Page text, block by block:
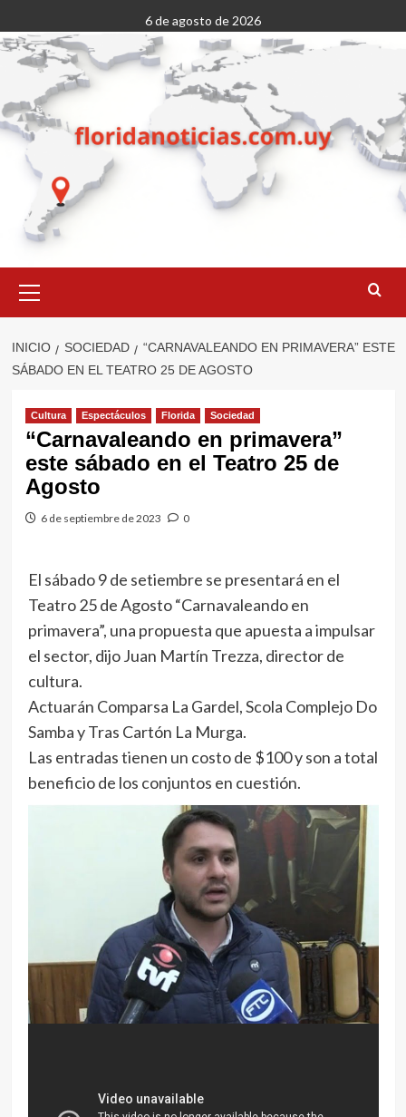
al
contenido
6 de agosto de 2026
primario
INICIO SOCIEDAD
“CARNAVALEANDO EN PRIMAVERA” ESTE
SÁBADO EN EL TEATRO 25 DE AGOSTO
Cultura Espectáculos Florida Sociedad
“Carnavaleando en primavera”
este sábado en el Teatro 25 de
Agosto
6 de septiembre de 2023 0
El sábado 9 de setiembre se presentará en el
Teatro 25 de Agosto “Carnavaleando en
primavera”, una propuesta que apuesta a impulsar
el sector, dijo Juan Martín Trezza, director de
cultura.
Actuarán Comparsa La Gardel, Scola Complejo Do
Samba y Tras Cartón La Murga.
Las entradas tienen un costo de $100 y son a total
beneficio de los conjuntos en cuestión.